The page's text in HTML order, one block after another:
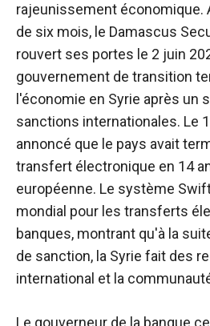
rajeunissement économique.
de six mois, le Damascus
rouvert ses portes le 2 juin
gouvernement de transition
l'économie en Syrie après un
sanctions internationales. Le
annoncé que le pays avait
transfert électronique en 14
européenne. Le système
mondial pour les transferts
banques, montrant qu'à la
de sanction, la Syrie fait des
international et la
Le gouverneur de la banque